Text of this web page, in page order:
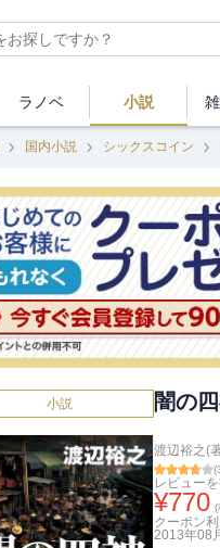
ラノベ 小説
国内小説 シックスコイン
小説 闇の
渡辺裕之(
(
レビューを
¥770 (
クーポン
2013年08